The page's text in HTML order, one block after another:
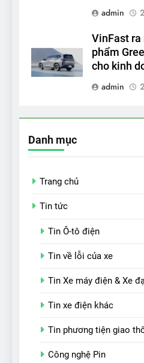
admin
VinFast ra
phẩm
cho kinh
admin
Danh mục
Trang chủ
Tin tức
Tin Ô-tô điện
Tin về lỗi của xe
Tin Xe máy điện & Xe
Tin xe điện khác
Tin phương tiện giao
Công nghệ Pin